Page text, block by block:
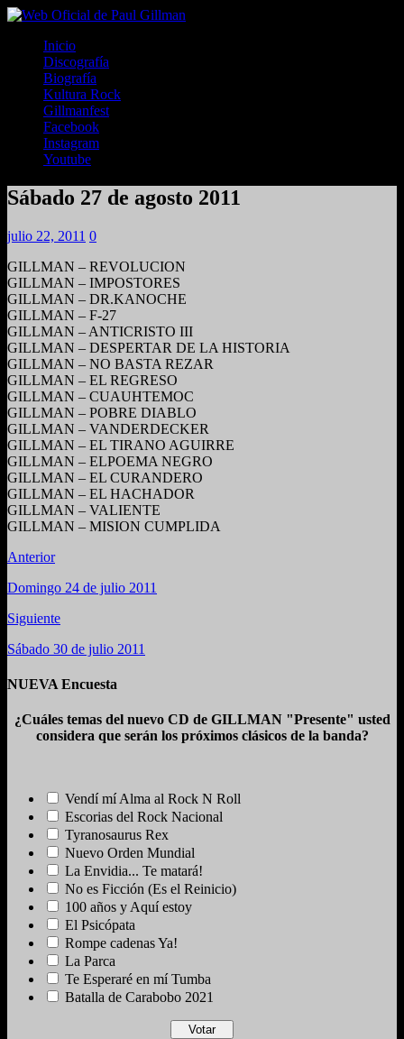
Inicio
Discografía
Biografía
Kultura Rock
Gillmanfest
Facebook
Instagram
Youtube
Sábado 27 de agosto 2011
julio 22, 2011 0
GILLMAN – REVOLUCION
GILLMAN – IMPOSTORES
GILLMAN – DR.KANOCHE
GILLMAN – F-27
GILLMAN – ANTICRISTO III
GILLMAN – DESPERTAR DE LA HISTORIA
GILLMAN – NO BASTA REZAR
GILLMAN – EL REGRESO
GILLMAN – CUAUHTEMOC
GILLMAN – POBRE DIABLO
GILLMAN – VANDERDECKER
GILLMAN – EL TIRANO AGUIRRE
GILLMAN – ELPOEMA NEGRO
GILLMAN – EL CURANDERO
GILLMAN – EL HACHADOR
GILLMAN – VALIENTE
GILLMAN – MISION CUMPLIDA
Anterior
Domingo 24 de julio 2011
Siguiente
Sábado 30 de julio 2011
NUEVA Encuesta
¿Cuáles temas del nuevo CD de GILLMAN "Presente" usted
considera que serán los próximos clásicos de la banda?
Vendí mí Alma al Rock N Roll
Escorias del Rock Nacional
Tyranosaurus Rex
Nuevo Orden Mundial
La Envidia... Te matará!
No es Ficción (Es el Reinicio)
100 años y Aquí estoy
El Psicópata
Rompe cadenas Ya!
La Parca
Te Esperaré en mí Tumba
Batalla de Carabobo 2021